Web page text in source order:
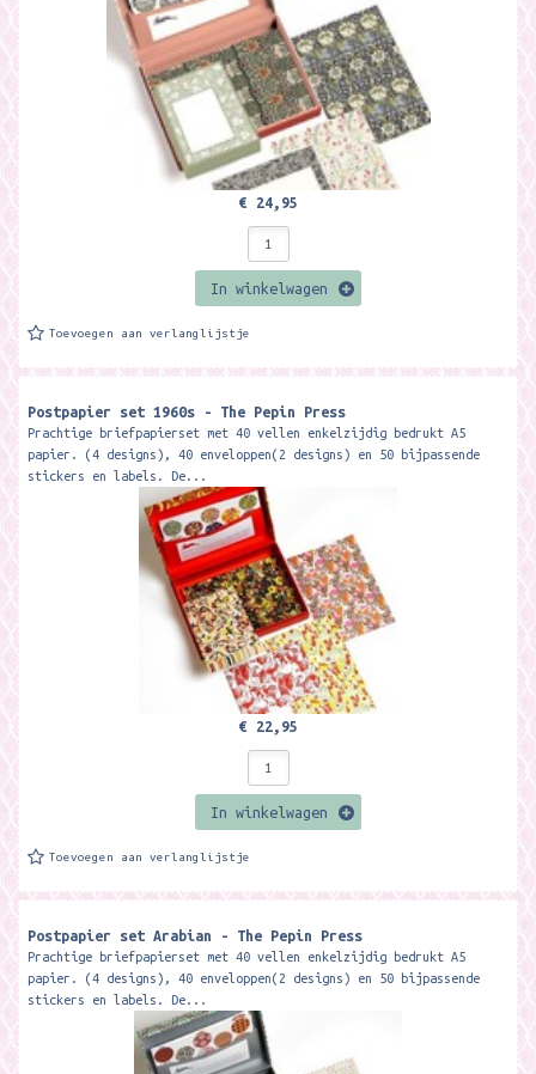
€ 24,95
In winkelwagen
Toevoegen aan verlanglijstje
Postpapier set 1960s - The Pepin Press
Prachtige briefpapierset met 40 vellen enkelzijdig bedrukt A5
papier. (4 designs), 40 enveloppen(2 designs) en 50 bijpassende
stickers en labels. De...
€ 22,95
In winkelwagen
Toevoegen aan verlanglijstje
Postpapier set Arabian - The Pepin Press
Prachtige briefpapierset met 40 vellen enkelzijdig bedrukt A5
papier. (4 designs), 40 enveloppen(2 designs) en 50 bijpassende
stickers en labels. De...